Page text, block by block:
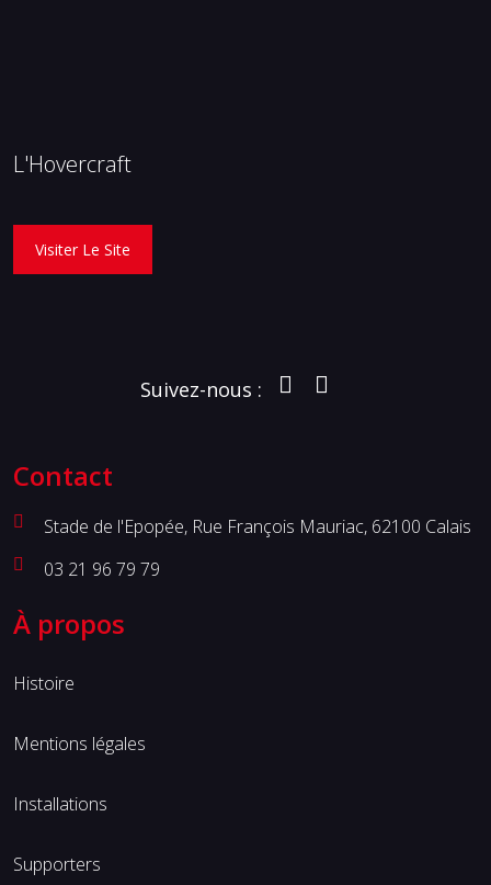
L'Hovercraft
Visiter Le Site
Suivez-nous :
Contact
Stade de l'Epopée, Rue François Mauriac, 62100 Calais
03 21 96 79 79
À propos
Histoire
Mentions légales
Installations
Supporters